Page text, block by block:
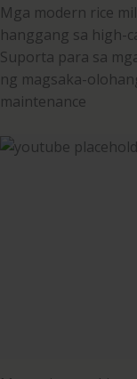
Mga modern rice
hanggang sa high-
Suporta para sa
ng magsaka-
maintenance